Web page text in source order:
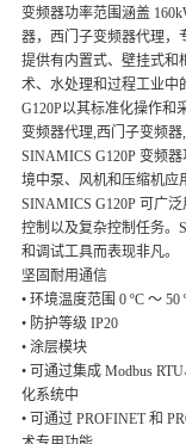
变频器功率范围涵盖
器，西门子变频器代理，
提供有内置式、壁挂式和
术、水处理和过程工业中
G120P以其标准化操作和
变频器代理,西门子变频
SINAMICS G120P 变频
境中泵、风机和压缩机应
SINAMICS G120P 可广
控制以及复杂控制任务。
和调试工具而表现非凡。
坚固耐用通信
• 环境温度范围 0 ºC ～ 50
• 防护等级 IP20
• 涂层模块
• 可通过集成 Modbus
化系统中
• 可通过 PROFINET 和